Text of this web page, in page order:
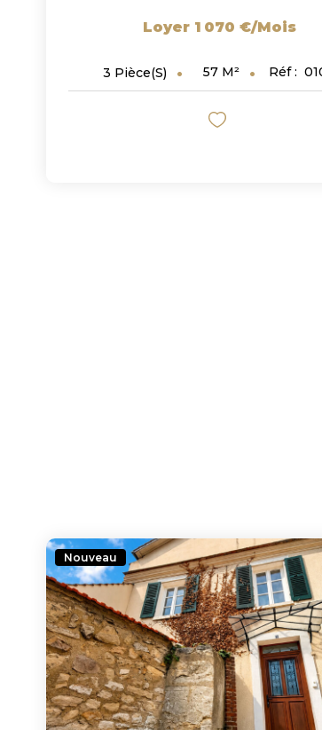
Loyer 1 070 €/mois
3 Pièce(s) 57 M² Réf :
Nouveau